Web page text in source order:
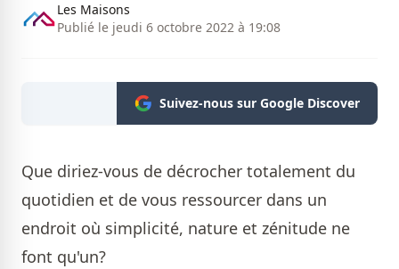
Les Maisons
Publié le jeudi 6 octobre 2022 à 19:08
Suivez-nous sur Google Discover
Que diriez-vous de décrocher totalement du
quotidien et de vous ressourcer dans un
endroit où simplicité, nature et zénitude ne
font qu'un?